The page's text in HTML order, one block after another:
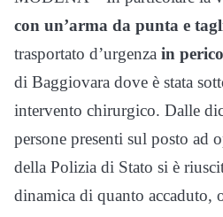
con un’arma da punta e
trasportato d’urgenza in
di Baggiovara dove è stata
intervento chirurgico. Dalle
persone presenti sul posto ad
della Polizia di Stato si è
dinamica di quanto accaduto,